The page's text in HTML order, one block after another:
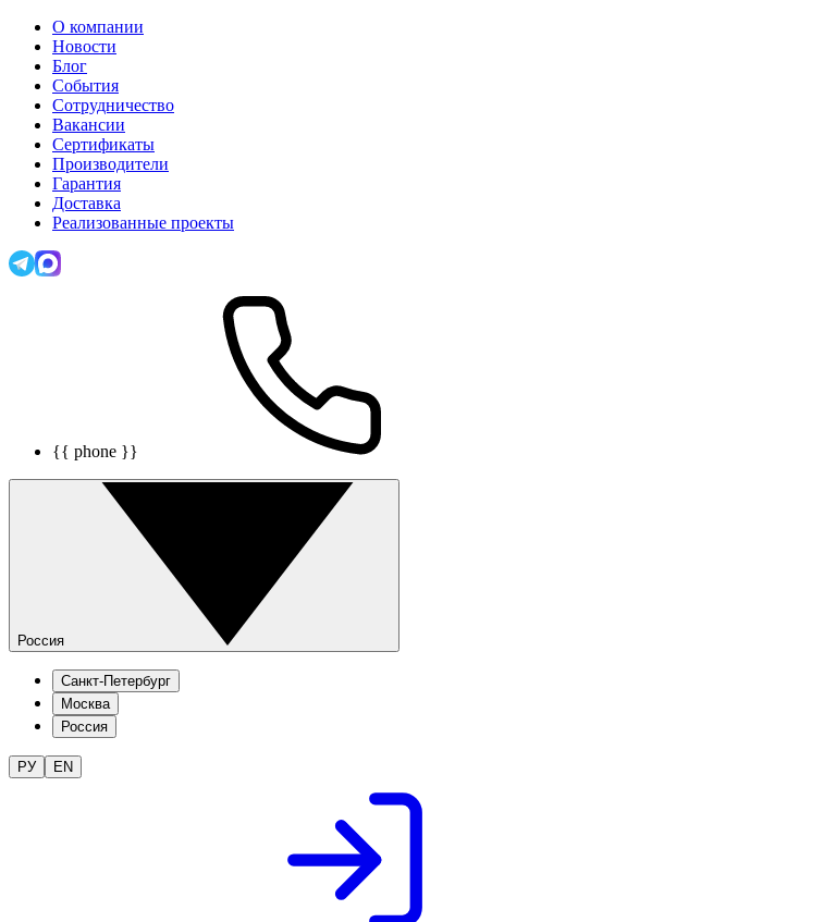
О компании
Новости
Блог
События
Сотрудничество
Вакансии
Сертификаты
Производители
Гарантия
Доставка
Реализованные проекты
{{ phone }}
Россия
Санкт-Петербург
Москва
Россия
РУ EN